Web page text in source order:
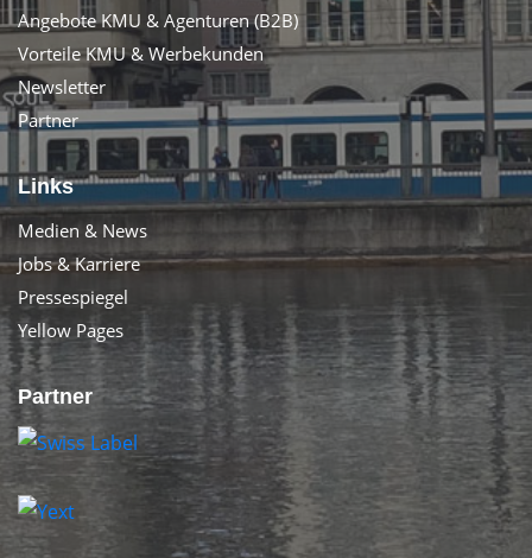
Angebote KMU & Agenturen (B2B)
Vorteile KMU & Werbekunden
Newsletter
Partner
Links
Medien & News
Jobs & Karriere
Pressespiegel
Yellow Pages
Partner